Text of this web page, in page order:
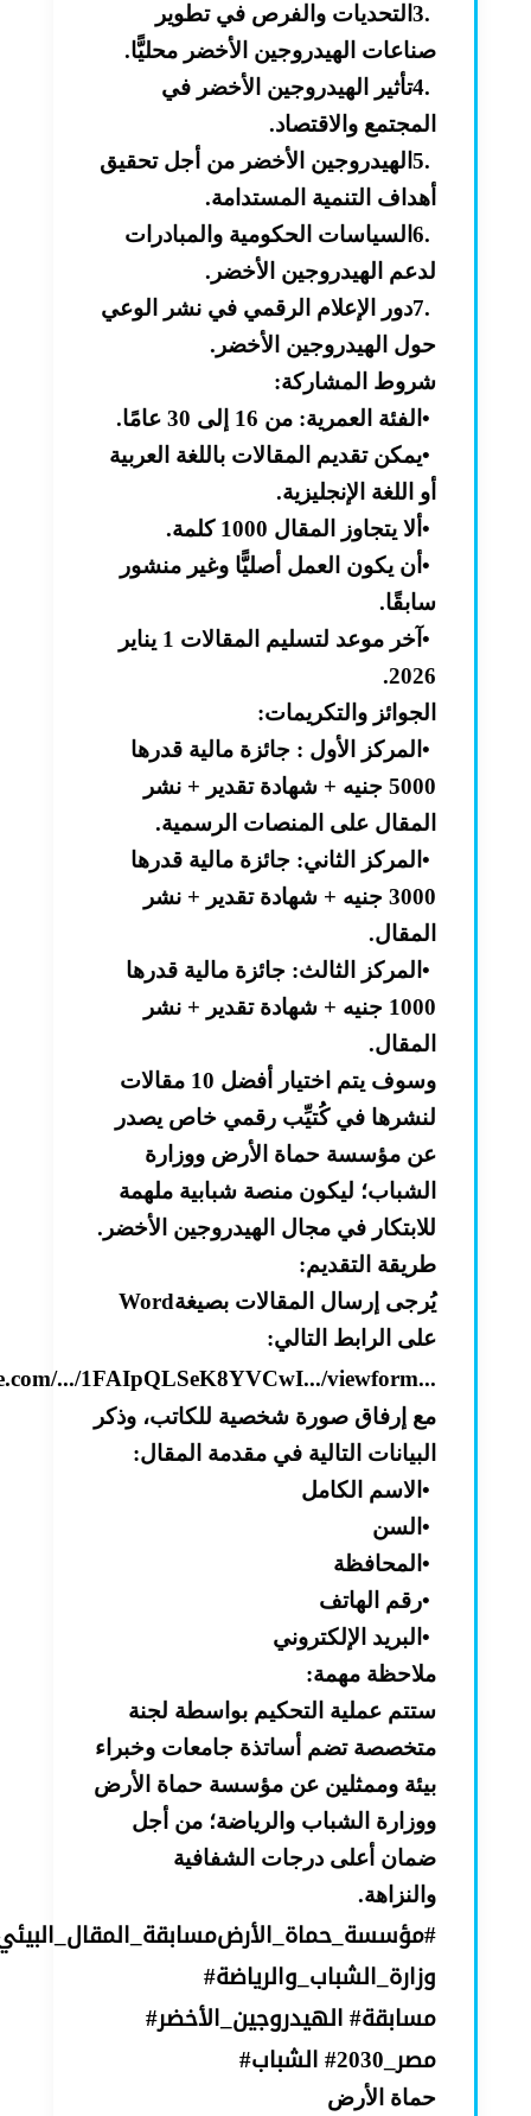
3.التحديات والفرص في تطوير
صناعات الهيدروجين الأخضر محليًّا.
4.تأثير الهيدروجين الأخضر في
المجتمع والاقتصاد.
5.الهيدروجين الأخضر من أجل تحقيق
أهداف التنمية المستدامة.
6.السياسات الحكومية والمبادرات
لدعم الهيدروجين الأخضر .
7.دور الإعلام الرقمي في نشر الوعي
حول الهيدروجين الأخضر .
شروط المشاركة:
•الفئة العمرية: من 16 إلى 30 عامًا
.
•يمكن تقديم المقالات باللغة العربية
أو اللغة الإنجليزية.
•ألا يتجاوز المقال 1000 كلمة
.
•أن يكون العمل أصليًّا وغير منشور
سابقًا.
•
آخر موعد لتسليم المقالات 1 يناير
2026
.
الجوائز والتكريمات:
•المركز الأول : جائزة مالية قدرها
5000 جنيه + شهادة تقدير + نشر
المقال على المنصات الرسمية.
•المركز الثاني: جائزة مالية قدرها
3000 جنيه + شهادة تقدير + نشر
المقال.
•المركز الثالث: جائزة مالية قدرها
1000 جنيه + شهادة تقدير + نشر
المقال.
وسوف يتم اختيار أفضل 10 مقالات
لنشرها في كُتيِّب رقمي خاص يصدر
عن مؤسسة حماة الأرض ووزارة
الشباب؛ ليكون منصة شبابية ملهمة
للابتكار في مجال الهيدروجين الأخضر .
طريقة التقديم:
يُرجى إرسال المقالات بصيغةWord
على الرابط التالي:
.../1FAIpQLSeK8YVCwI.../viewform...
مع إرفاق صورة شخصية للكاتب، وذكر
البيانات التالية في مقدمة المقال:
•الاسم الكامل
•السن
•المحافظة
•رقم الهاتف
•البريد الإلكتروني
ملاحظة مهمة:
ستتم عملية التحكيم بواسطة لجنة
متخصصة تضم أساتذة جامعات وخبراء
بيئة وممثلين عن مؤسسة حماة الأرض
ووزارة الشباب والرياضة؛ من أجل
ضمان أعلى درجات الشفافية
والنزاهة.
#مؤسسة_حماة_الأرض
#وزارة_الشباب_والرياضة
#الهيدروجين_الأخضر#مسابقة
#الشباب# مصر_2030
حماة الأرض